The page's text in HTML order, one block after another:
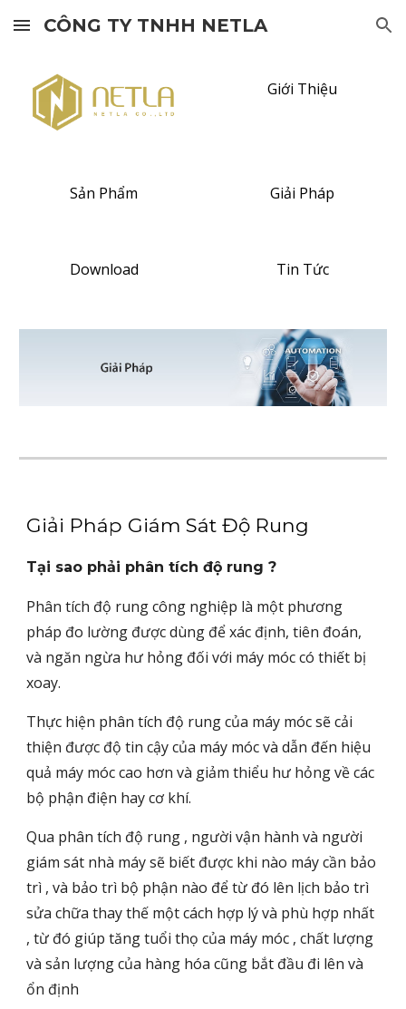
Skip to main content Skip to navigation
CÔNG TY TNHH NETLA
Giới Thiệu
Sản Phẩm Giải Pháp
Download Tin Tức
Giải Pháp Giám Sát Độ Rung
Tại sao phải phân tích độ rung ?
Phân tích độ rung công nghiệp là một phương
pháp đo lường được dùng để xác định, tiên đoán,
và ngăn ngừa hư hỏng đối với máy móc có thiết bị
xoay.
Thực hiện phân tích độ rung của máy móc sẽ cải
thiện được độ tin cậy của máy móc và dẫn đến hiệu
quả máy móc cao hơn và giảm thiểu hư hỏng về các
bộ phận điện hay cơ khí.
Qua phân tích độ rung , người vận hành và người
giám sát nhà máy sẽ biết được khi nào máy cần bảo
trì , và bảo trì bộ phận nào để từ đó lên lịch bảo trì
sửa chữa thay thế một cách hợp lý và phù hợp nhất
, từ đó giúp tăng tuổi thọ của máy móc , chất lượng
và sản lượng của hàng hóa cũng bắt đầu đi lên và
ổn định